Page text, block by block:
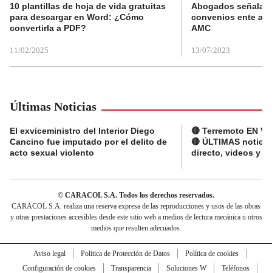
10 plantillas de hoja de vida gratuitas
para descargar en Word: ¿Cómo
convertirla a PDF?
11/02/2025
Abogados
convenios ente
AMC
13/07/2023
Últimas Noticias
El exviceministro del Interior Diego
Cancino fue imputado por el delito de
acto sexual violento
🔴 Terremoto EN
🔴 ÚLTIMAS
directo, videos y
© CARACOL S.A. Todos los derechos reservados.
CARACOL S.A. realiza una reserva expresa de las reproducciones y usos de las obras
y otras prestaciones accesibles desde este sitio web a medios de lectura mecánica u otros
medios que resulten adecuados.
Aviso legal Política de Protección de Datos
Política de cookies
Configuración de cookies
Transparencia Soluciones W
Teléfonos